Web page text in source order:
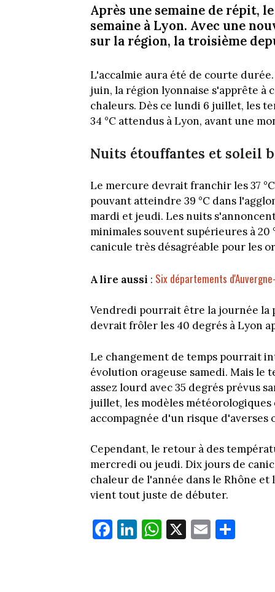
Après une semaine de répit,
semaine à Lyon. Avec une
sur la région, la troisième
L'accalmie aura été de courte
juin, la région lyonnaise s'apprête à
chaleurs. Dès ce lundi 6 juillet, les
34 °C attendus à Lyon, avant une
Nuits étouffantes et soleil
Le mercure devrait franchir les 37
pouvant atteindre 39 °C dans
mardi et jeudi. Les nuits
minimales souvent supérieures à
canicule très désagréable pour les
A lire aussi : Six départements
Vendredi pourrait être la journée la
devrait frôler les 40 degrés à Lyon
Le changement de temps pourrait
évolution orageuse samedi. Mais le
assez lourd avec 35 degrés prévus
juillet, les modèles
accompagnée d'un risque d'averses
Cependant, le retour à des
mercredi ou jeudi. Dix jours de
chaleur de l'année dans le Rhône
vient tout juste de débuter.
Fa
ce
Li
nk
W
ha
X E
m